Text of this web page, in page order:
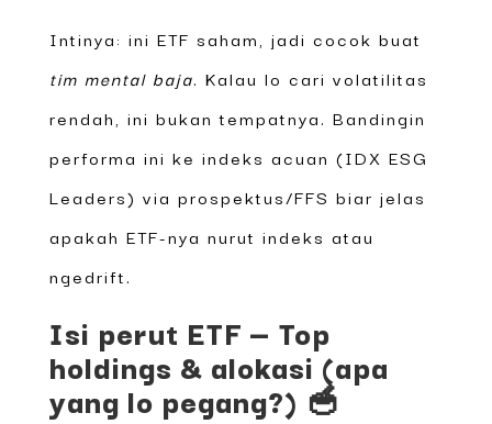
Intinya: ini ETF saham, jadi cocok buat
tim mental baja. Kalau lo cari volatilitas
rendah, ini bukan tempatnya. Bandingin
performa ini ke indeks acuan (IDX ESG
Leaders) via prospektus/FFS biar jelas
apakah ETF-nya nurut indeks atau
ngedrift.
Isi perut ETF — Top
holdings & alokasi (apa
yang lo pegang?) 🥣